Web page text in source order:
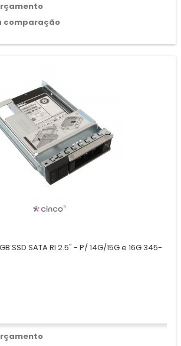
comparação
SSD SATA RI 2.5" - P/ 14G/15G e 16G 345-